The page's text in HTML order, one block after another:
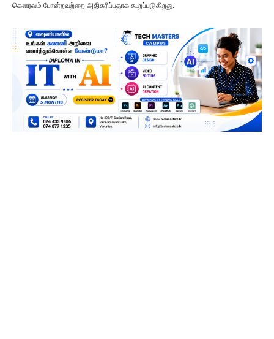
கௌரவம் போன்றவற்றை அதிகரிப்பதாக கூறப்படுகிறது.